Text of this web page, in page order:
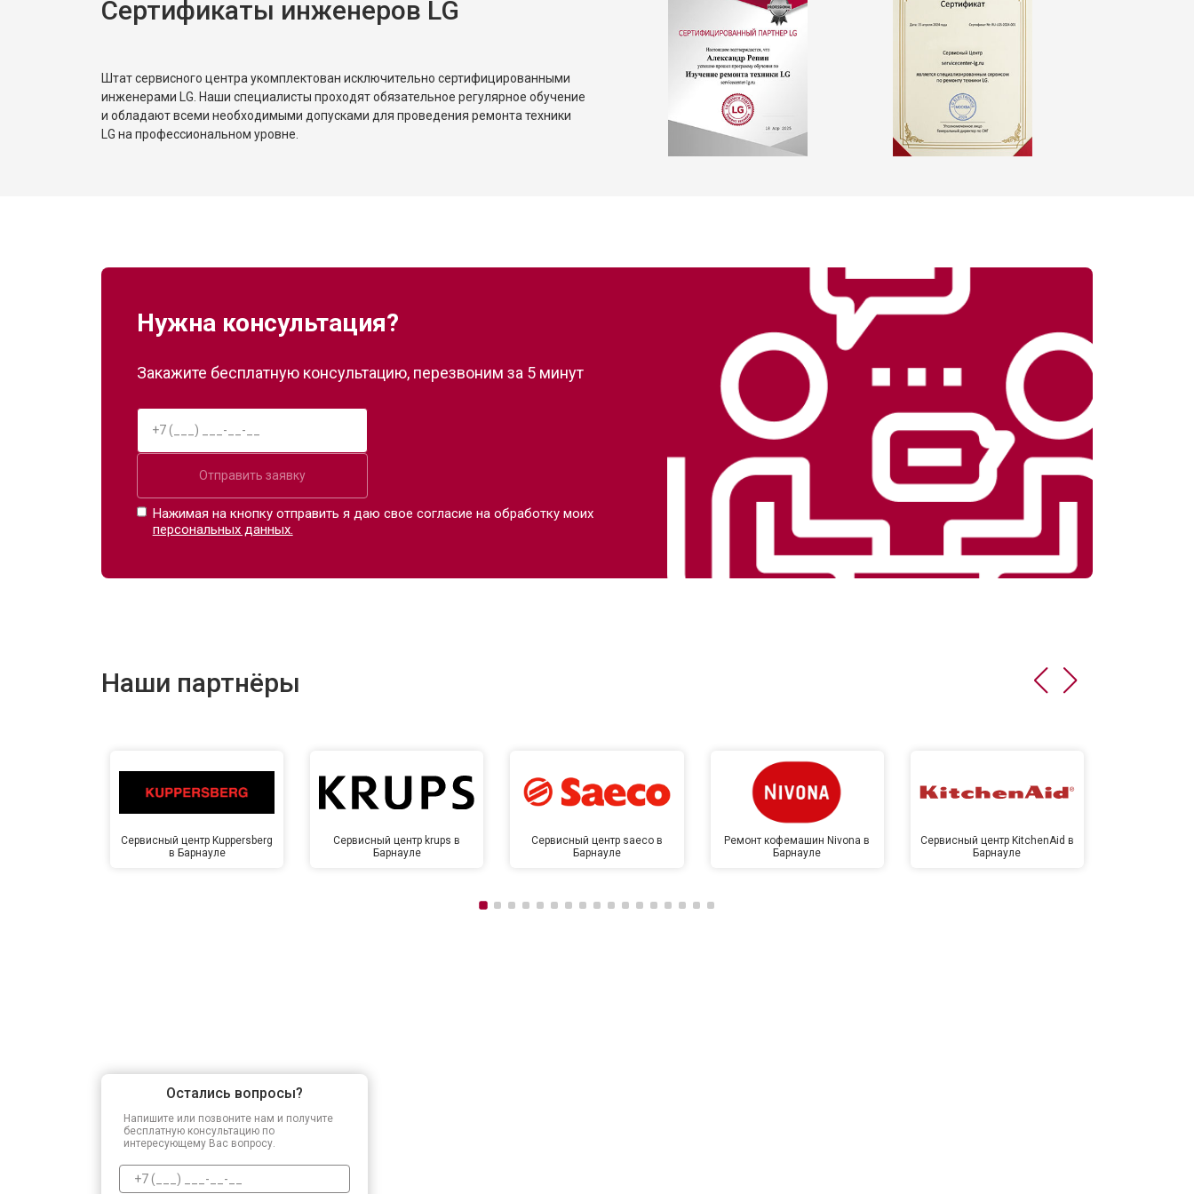
Сертификаты инженеров LG
Штат сервисного центра укомплектован исключительно сертифицированными
инженерами LG. Наши специалисты проходят обязательное регулярное обучение
и обладают всеми необходимыми допусками для проведения ремонта техники
LG на профессиональном уровне.
Нужна консультация?
Закажите бесплатную консультацию, перезвоним за 5 минут
Отправить заявку
Нажимая на кнопку отправить я даю свое согласие на обработку моих
персональных данных.
Наши партнёры
Сервисный центр Kuppersberg
в Барнауле
Сервисный центр krups в
Барнауле
Сервисный центр saeco в
Барнауле
Ремонт кофемашин Nivona в
Барнауле
Сервисный центр KitchenAid в
Барнауле
Остались вопросы?
Напишите или позвоните нам и получите
бесплатную консультацию по
интересующему Вас вопросу.